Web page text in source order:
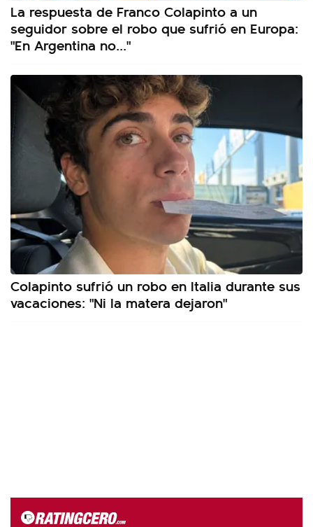
La respuesta de Franco Colapinto a un
seguidor sobre el robo que sufrió en Europa:
"En Argentina no..."
Colapinto sufrió un robo en Italia durante sus
vacaciones: "Ni la matera dejaron"